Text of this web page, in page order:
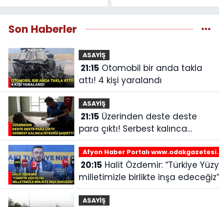
Son Haberler
ASAYİŞ
21:15
attı! 4 kişi yaralandı
ASAYİŞ
21:15
para çıktı! Serbest kalınca
istediği şaşırttı
Afyon Haber Portalı
20:15
milletimizle birlikte inşa edeceğiz”
ASAYİŞ